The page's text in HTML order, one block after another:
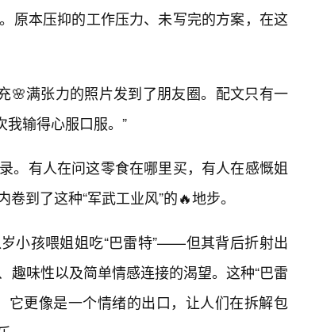
原本压抑的工作压力、未写完的方案，在这
🌸满张力的照片发到了朋友圈。配文只有一
我输得心服口服。”
。有人在问这零食在哪里买，有人在感慨姐
到了这种“军武工业风”的🔥地步。
小孩喂姐姐吃“巴雷特”——但其背后折射出
味性以及简单情感连接的渴望。这种“巴雷
它更像是一个情绪的出口，让人们在拆解包